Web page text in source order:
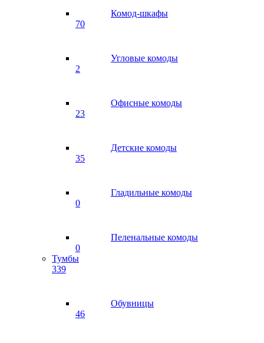
Комод-шкафы
70
Угловые комоды
2
Офисные комоды
23
Детские комоды
35
Гладильные комоды
0
Пеленальные комоды
0
Тумбы
339
Обувницы
46